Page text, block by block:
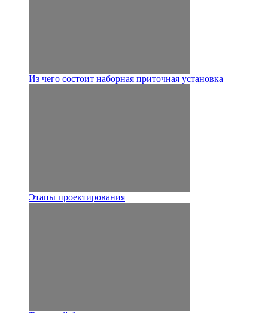
Из чего состоит наборная приточная установка
Этапы проектирования